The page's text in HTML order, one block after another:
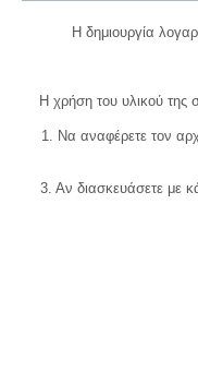
Η δημιουργία
Η χρήση του υλικού της
1. Να αναφέρετε τον
3. Αν διασκευάσετε με